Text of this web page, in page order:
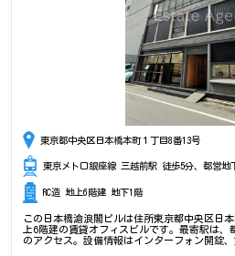
東京都中央区日本橋本町１丁目8番13号
東京メトロ銀座線 三越前駅 徒歩5分、都営
RC造 地上6階建 地下1階
この日本橋滄浪閣ビルは住所東京都中央区日
上6階建の賃貸オフィスビルです。最寄駅は
のアクセス。設備情報はインターフォン開錠